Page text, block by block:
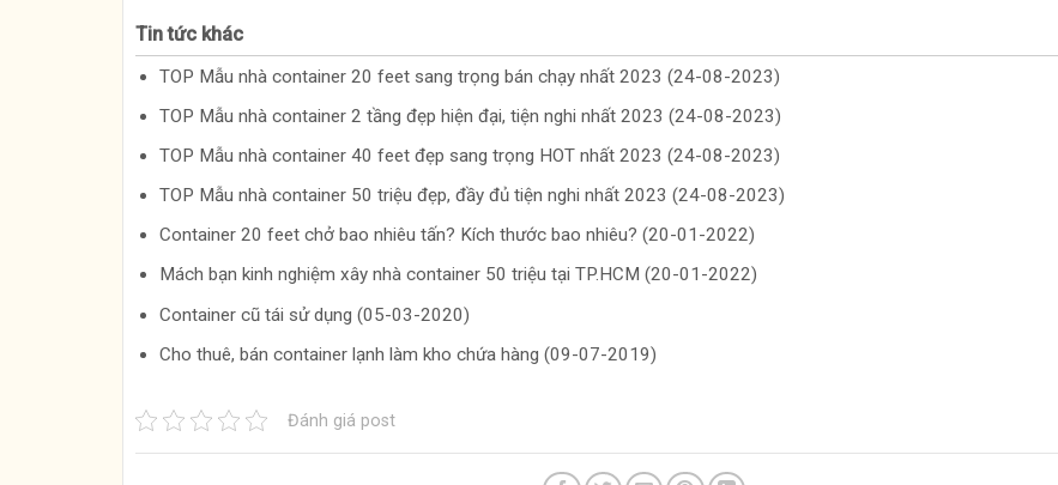
Tin tức khác
TOP Mẫu nhà container 20 feet sang trọng bán chạy nhất 2023 (24-08-2023)
TOP Mẫu nhà container 2 tầng đẹp hiện đại, tiện nghi nhất 2023 (24-08-2023)
TOP Mẫu nhà container 40 feet đẹp sang trọng HOT nhất 2023 (24-08-2023)
TOP Mẫu nhà container 50 triệu đẹp, đầy đủ tiện nghi nhất 2023 (24-08-2023)
Container 20 feet chở bao nhiêu tấn? Kích thước bao nhiêu? (20-01-2022)
Mách bạn kinh nghiệm xây nhà container 50 triệu tại TP.HCM (20-01-2022)
Container cũ tái sử dụng (05-03-2020)
Cho thuê, bán container lạnh làm kho chứa hàng (09-07-2019)
Đánh giá post